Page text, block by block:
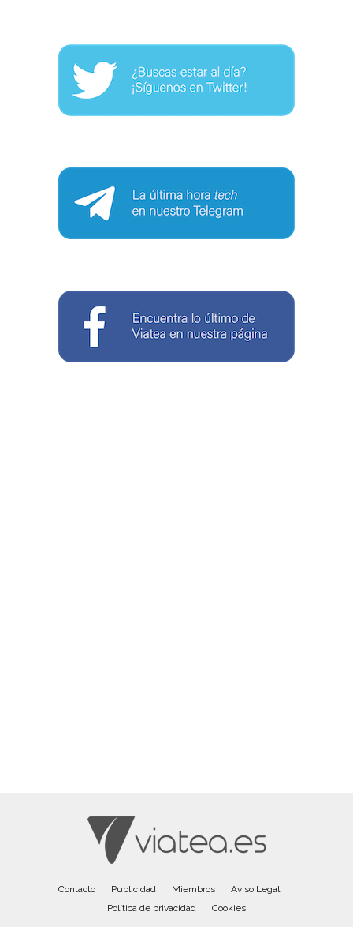
Contacto Publicidad Miembros
Aviso Legal
Política de privacidad
Cookies